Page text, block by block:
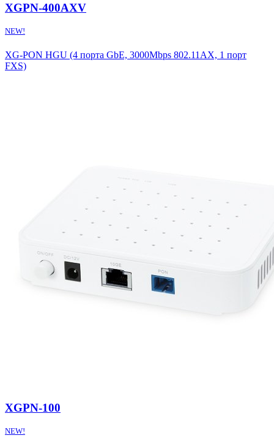
XGPN-400AXV
NEW!
XG-PON HGU (4 порта GbE, 3000Mbps 802.11AX, 1 порт
FXS)
XGPN-100
NEW!